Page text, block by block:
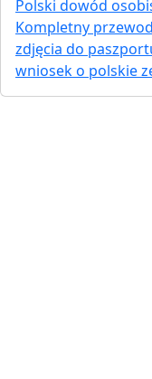
Polski dowód
Kompletny
zdjęcia do
wniosek o polskie